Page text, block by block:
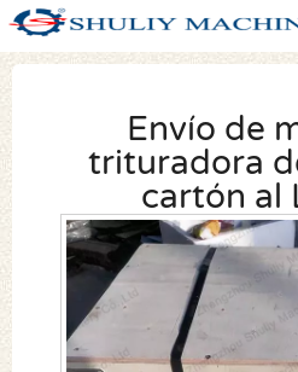
Envío de
trituradora
cartón al